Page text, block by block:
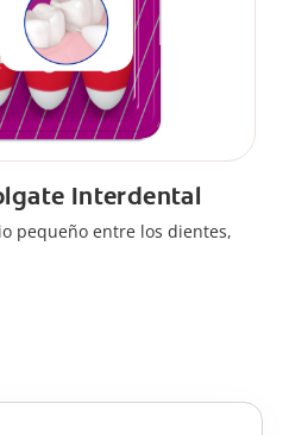
Interdental
pequeño entre los dientes,